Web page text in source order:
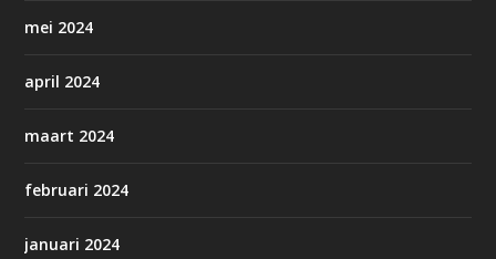
mei 2024
april 2024
maart 2024
februari 2024
januari 2024